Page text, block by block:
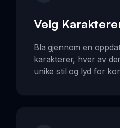
Velg
Bla gjennom en
karakterer, hver av
unike stil og lyd for